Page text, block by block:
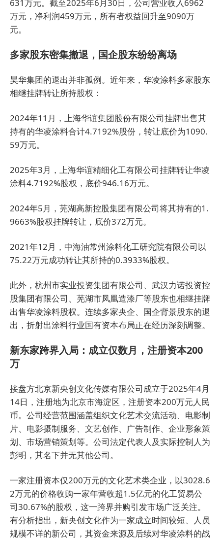
631万元。截至2025年6月30日，公司营业收入6962
万元，净利润459万元，所有者权益回升至9090万
元。
多家股东密集撤退，国企股东纷纷离场
昊华集团的退出并非孤例。近年来，华凌涂料多家股东
相继挂牌转让所持股权：
2024年11月，上海华谊集团股份有限公司挂牌出售其
持有的华凌涂料合计4.7192%股份，转让底价为1090.
59万元。
2025年3月， 上海华谊精细化工有限公司挂牌转让华凌
涂料4.7192%股权，底价946.16万元。
2024年5月，芜湖高新控股集团有限公司将其持有的1.
9663%股权挂牌转让，底价372万元。
2021年12月，中海油常州涂料化工研究院有限公司以
75.22万元成功转让其所持的0.3933%股权。
此外，杭州市实业投资集团有限公司、武汉力诺投资控
股集团有限公司、芜湖市凤凰造漆厂等股东也相继挂牌
出售华凌涂料股权。连续多家央企、国企背景股东的退
出，折射出涂料行业国有资本布局正在经历深刻调整。
新东家跨界入局：成立仅数月，注册资本200
万
接盘方北京新央创文化传媒有限公司成立于2025年4月
14日，注册地为北京市海淀区，注册资本200万元人民
币。公司经营范围涵盖组织文化艺术交流活动、电影制
片、电影摄制服务、文艺创作、广告制作、企业形象策
划、市场营销策划等。公司法定代表人及实际控制人为
彭明，其名下并无其他公司。
一家注册资本仅200万元的文化艺术类企业，以3028.6
2万元的价格收购一家年营收超1.5亿元的化工贸易公
司30.67%的股权，这一跨界并购引发市场广泛关注。
有分析指出，新央创文化作为一家成立时间较短、人员
规模不详的新公司，其资金来源及后续对华凌涂料的战